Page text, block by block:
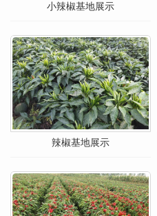
小辣椒基地展示
辣椒基地展示